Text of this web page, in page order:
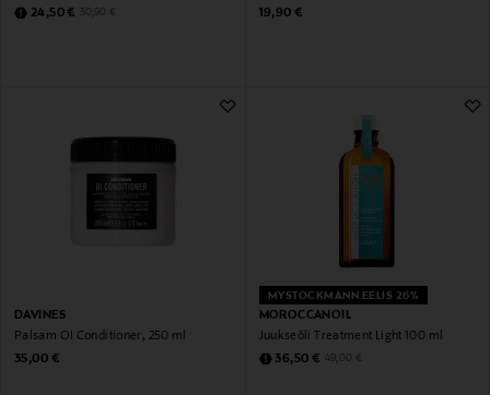
Discounted Price
24,50 € Original Price
30,90 €
Original Price
19,90 €
DAVINES
Palsam OI Conditioner, 250 ml
Original Price
35,00 €
MYSTOCKMANN EELIS 26%
MOROCCANOIL
Juukseõli Treatment Light 100 ml
Discounted Price
36,50 € Original Price
49,00 €